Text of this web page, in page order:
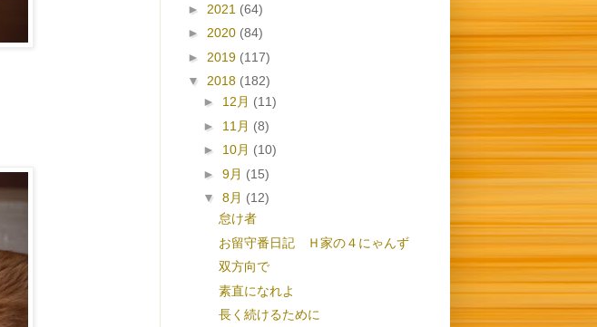
► 2021 (64)
► 2020 (84)
► 2019 (117)
▼ 2018 (182)
► 12月 (11)
► 11月 (8)
► 10月 (10)
► 9月 (15)
▼ 8月 (12)
怠け者
お留守番日記 Ｈ家の４にゃんず
双方向で
素直になれよ
長く続けるために